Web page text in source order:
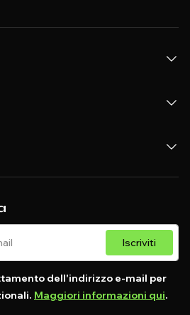
Iscriviti
dell'indirizzo e-mail per
Maggiori informazioni qui.